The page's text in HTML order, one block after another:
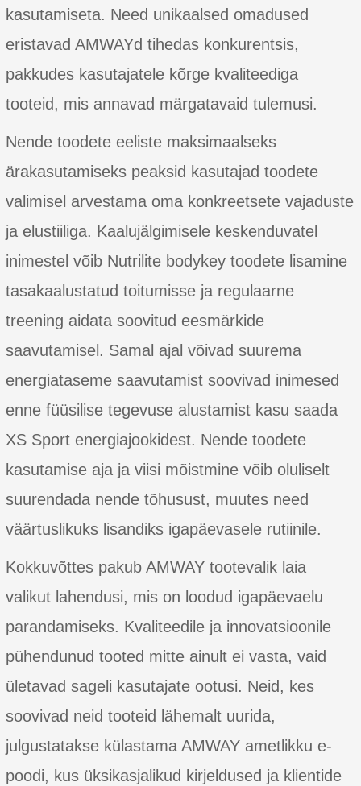
kasutamiseta. Need unikaalsed omadused
eristavad AMWAYd tihedas konkurentsis,
pakkudes kasutajatele kõrge kvaliteediga
tooteid, mis annavad märgatavaid tulemusi.
Nende toodete eeliste maksimaalseks
ärakasutamiseks peaksid kasutajad toodete
valimisel arvestama oma konkreetsete vajaduste
ja elustiiliga. Kaalujälgimisele keskenduvatel
inimestel võib Nutrilite bodykey toodete lisamine
tasakaalustatud toitumisse ja regulaarne
treening aidata soovitud eesmärkide
saavutamisel. Samal ajal võivad suurema
energiataseme saavutamist soovivad inimesed
enne füüsilise tegevuse alustamist kasu saada
XS Sport energiajookidest. Nende toodete
kasutamise aja ja viisi mõistmine võib oluliselt
suurendada nende tõhusust, muutes need
väärtuslikuks lisandiks igapäevasele rutiinile.
Kokkuvõttes pakub AMWAY tootevalik laia
valikut lahendusi, mis on loodud igapäevaelu
parandamiseks. Kvaliteedile ja innovatsioonile
pühendunud tooted mitte ainult ei vasta, vaid
ületavad sageli kasutajate ootusi. Neid, kes
soovivad neid tooteid lähemalt uurida,
julgustatakse külastama AMWAY ametlikku e-
poodi, kus üksikasjalikud kirjeldused ja klientide